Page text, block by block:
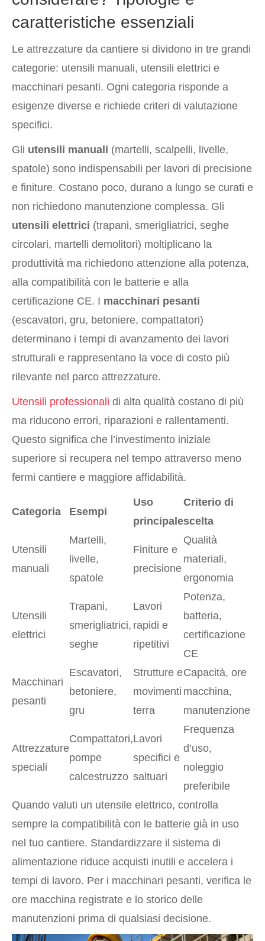
caratteristiche essenziali
Le attrezzature da cantiere si dividono in tre grandi
categorie: utensili manuali, utensili elettrici e
macchinari pesanti. Ogni categoria risponde a
esigenze diverse e richiede criteri di valutazione
specifici.
Gli utensili manuali (martelli, scalpelli, livelle,
spatole) sono indispensabili per lavori di precisione
e finiture. Costano poco, durano a lungo se curati e
non richiedono manutenzione complessa. Gli
utensili elettrici (trapani, smerigliatrici, seghe
circolari, martelli demolitori) moltiplicano la
produttività ma richiedono attenzione alla potenza,
alla compatibilità con le batterie e alla
certificazione CE. I macchinari pesanti
(escavatori, gru, betoniere, compattatori)
determinano i tempi di avanzamento dei lavori
strutturali e rappresentano la voce di costo più
rilevante nel parco attrezzature.
Utensili professionali di alta qualità costano di più
ma riducono errori, riparazioni e rallentamenti.
Questo significa che l’investimento iniziale
superiore si recupera nel tempo attraverso meno
fermi cantiere e maggiore affidabilità.
Categoria Esempi
Uso
principale
Criterio di
scelta
Utensili
manuali
Martelli,
livelle,
spatole
Finiture e
precisione
Qualità
materiali,
ergonomia
Utensili
elettrici
Trapani,
smerigliatrici,
seghe
Lavori
rapidi e
ripetitivi
Potenza,
batteria,
certificazione
CE
Macchinari
pesanti
Escavatori,
betoniere,
gru
Strutture e
movimenti
terra
Capacità, ore
macchina,
manutenzione
Attrezzature
speciali
Compattatori,
pompe
calcestruzzo
Lavori
specifici e
saltuari
Frequenza
d’uso,
noleggio
preferibile
Quando valuti un utensile elettrico, controlla
sempre la compatibilità con le batterie già in uso
nel tuo cantiere. Standardizzare il sistema di
alimentazione riduce acquisti inutili e accelera i
tempi di lavoro. Per i macchinari pesanti, verifica le
ore macchina registrate e lo storico delle
manutenzioni prima di qualsiasi decisione.